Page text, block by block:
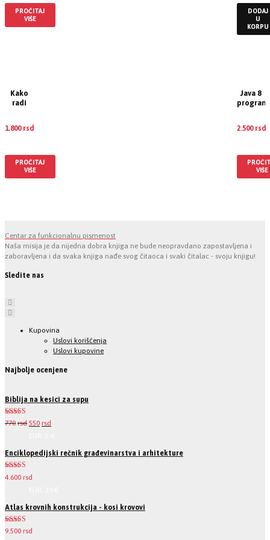
PROČITAJ
VIŠE
DODAJ
U
KORPU
Kako
radi
svaki
da zna
1.800 rsd
PROČITAJ
VIŠE
Java 8
2.500 rsd
VIŠE
Centar za funkcionalnu pismenost
Naša misija je da nijedna dobra knjiga ne bude neopravdano zapostavljena i
zaboravljena i da svaka knjiga nađe svog čitaoca i svaki čitalac - svoju knjigu!
Sledite nas
Kupovina
Uslovi korišćenja
Uslovi kupovine
Najbolje ocenjene
Biblija na kesici za supu
Ocenjeno
od 5
770 rsd 550 rsd
Enciklopedijski rečnik građevinarstva i arhitekture
Ocenjeno
4.600 rsd
Atlas krovnih konstrukcija - kosi krovovi
Ocenjeno
9.500 rsd